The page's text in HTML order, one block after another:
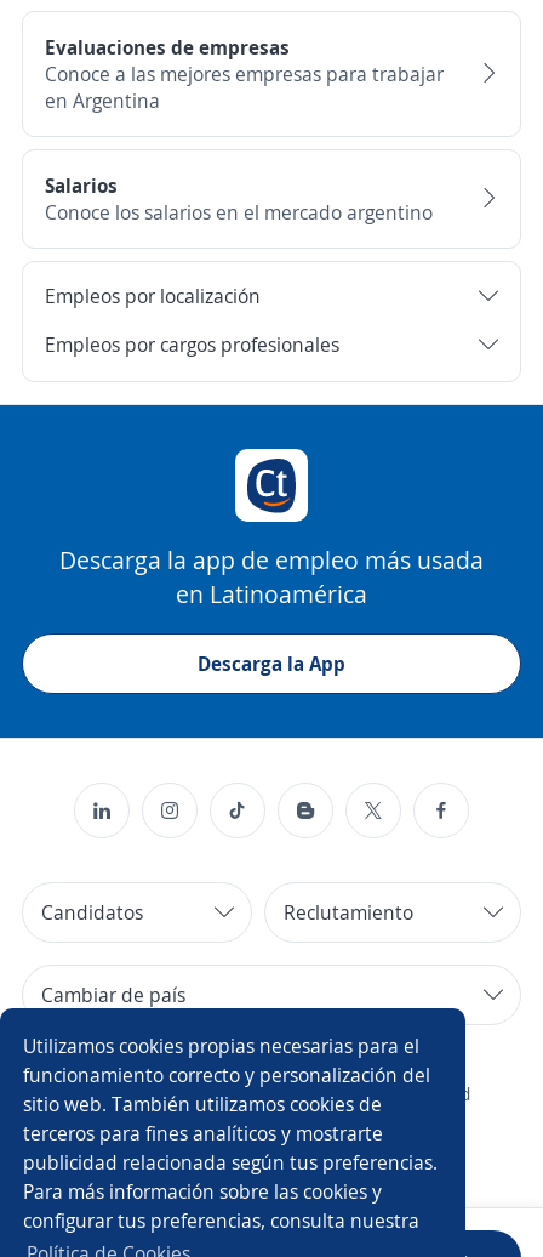
Utilizamos cookies propias necesarias para el
funcionamiento correcto y personalización del
sitio web. También utilizamos cookies de
terceros para fines analíticos y mostrarte
publicidad relacionada según tus preferencias.
Para más información sobre las cookies y
configurar tus preferencias, consulta nuestra
Evaluaciones de empresas
Conoce a las mejores empresas para trabajar
en Argentina
Salarios
Conoce los salarios en el mercado argentino
Empleos por localización
Empleos por cargos profesionales
Descarga la app de empleo más usada
en Latinoamérica
Descarga la App
Candidatos Reclutamiento
Cambiar de país
Copyright 2014 - 2026 DGNET LTD.
¿Quiénes somos?
Aviso legal privacidad